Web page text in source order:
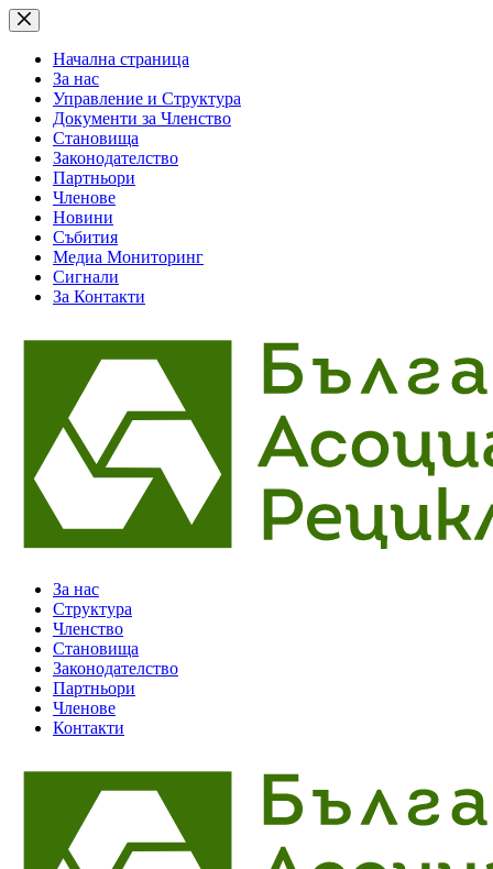
Skip
to
contentНачална страница
За нас
Управление и Структура
Документи за Членство
Становища
Законодателство
Партньори
Членове
Новини
Събития
Медиа Мониторинг
Сигнали
За Контакти
За нас
Структура
Членство
Становища
Законодателство
Партньори
Членове
Контакти